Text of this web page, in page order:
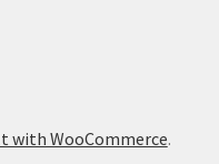
with WooCommerce.